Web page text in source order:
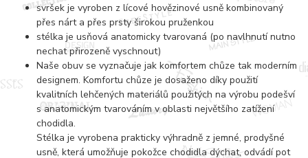
svršek je vyroben z lícové hovězinové usně kombinovaný
přes nárt a přes prsty širokou pruženkou
stélka je usňová anatomicky tvarovaná (po navlhnutí nutno
nechat přirozeně vyschnout)
Naše obuv se vyznačuje jak komfortem chůze tak moderním
designem. Komfortu chůze je dosaženo díky použití
kvalitních lehčených materiálů použitých na výrobu podešví
s anatomickým tvarováním v oblasti největšího zatížení
chodidla.
Stélka je vyrobena prakticky výhradně z jemné, prodyšné
usně, která umožňuje pokožce chodidla dýchat, odvádí pot